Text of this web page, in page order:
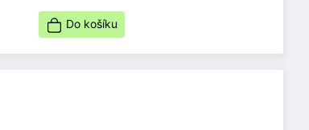
Do košíku